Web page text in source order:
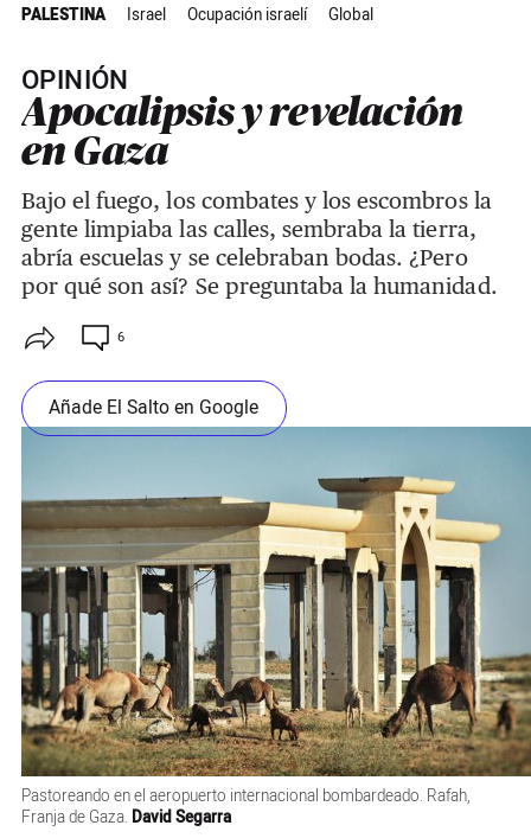
PALESTINA Israel Ocupación israelí Global
OPINIÓN
Apocalipsis y revelación
en Gaza
Bajo el fuego, los combates y los escombros la
gente limpiaba las calles, sembraba la tierra,
abría escuelas y se celebraban bodas. ¿Pero
por qué son así? Se preguntaba la humanidad.
6
Añade El Salto en Google
Pastoreando en el aeropuerto internacional bombardeado. Rafah,
Franja de Gaza. David Segarra